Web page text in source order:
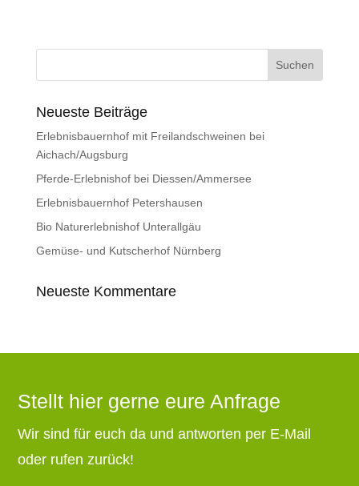
Neueste Beiträge
Erlebnisbauernhof mit Freilandschweinen bei
Aichach/Augsburg
Pferde-Erlebnishof bei Diessen/Ammersee
Erlebnisbauernhof Petershausen
Bio Naturerlebnishof Unterallgäu
Gemüse- und Kutscherhof Nürnberg
Neueste Kommentare
Stellt hier gerne eure Anfrage
Wir sind für euch da und antworten per E-Mail
oder rufen zurück!